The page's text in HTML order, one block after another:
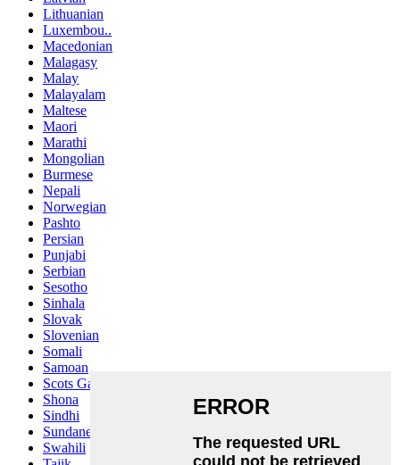
Lithuanian
Luxembou..
Macedonian
Malagasy
Malay
Malayalam
Maltese
Maori
Marathi
Mongolian
Burmese
Nepali
Norwegian
Pashto
Persian
Punjabi
Serbian
Sesotho
Sinhala
Slovak
Slovenian
Somali
Samoan
Scots Gaelic
Shona
Sindhi
Sundanese
Swahili